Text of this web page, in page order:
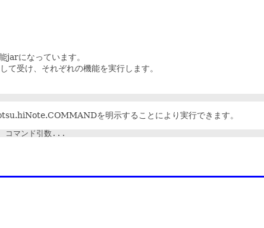
になっています。
受け、それぞれの機能を実行します。
を明示することにより実行できます。